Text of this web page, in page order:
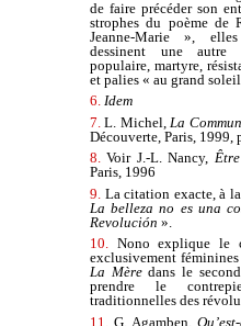
de faire précéder son
strophes du poème de
Jeanne-Marie »,
dessinent une autre
populaire, martyre,
et palies « au grand
6. Idem
7. L. Michel, La
Découverte, Paris, 1999,
8. Voir J.-L. Nancy,
Paris, 1996
9. La citation exacte, à
La belleza no es una
Revolución ».
10. Nono explique le
exclusivement
La Mèredans le
prendre le
traditionnelles des
11.
G. Agamben,